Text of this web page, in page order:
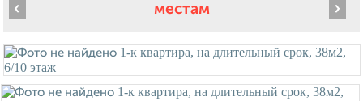
местам
‹ ›